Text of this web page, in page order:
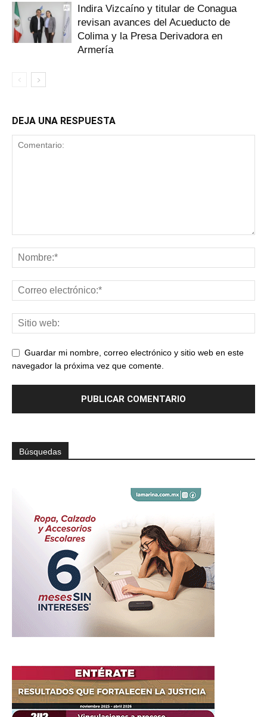
Indira Vizcaíno y titular de Conagua
revisan avances del Acueducto de
Colima y la Presa Derivadora en
Armería
DEJA UNA RESPUESTA
Guardar mi nombre, correo electrónico y sitio web en este
navegador la próxima vez que comente.
Búsquedas